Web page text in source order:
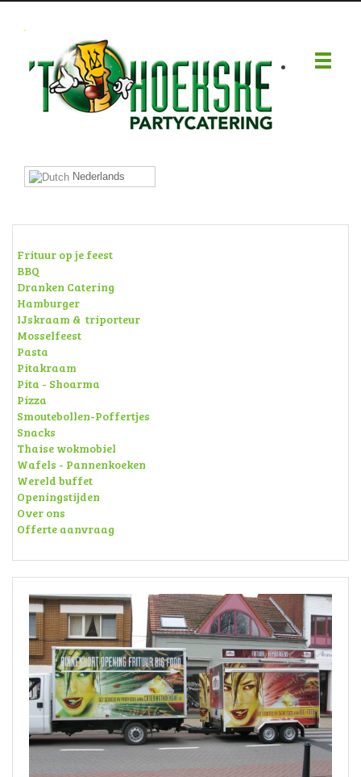
.
Nederlands
Frituur op je feest
BBQ
Dranken Catering
Hamburger
IJskraam & triporteur
Mosselfeest
Pasta
Pitakraam
Pita - Shoarma
Pizza
Smoutebollen-Poffertjes
Snacks
Thaise wokmobiel
Wafels - Pannenkoeken
Wereld buffet
Openingstijden
Over ons
Offerte aanvraag